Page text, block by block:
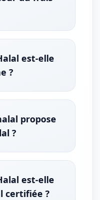
est-elle
?
propose
?
est-elle
certifiée ?